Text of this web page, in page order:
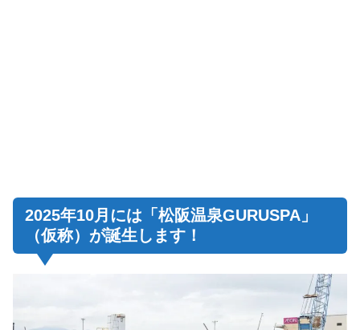
2025年10月には「松阪温泉GURUSPA」
（仮称）が誕生します！